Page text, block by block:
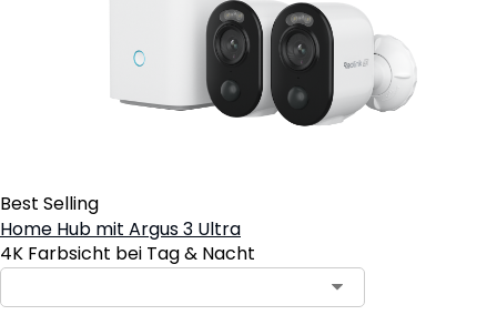
Best Selling
Home Hub mit Argus 3 Ultra
4K Farbsicht bei Tag & Nacht